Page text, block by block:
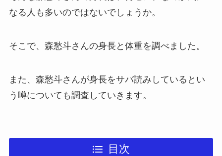
なる人も多いのではないでしょうか。
そこで、森愁斗さんの身長と体重を調べました。
また、森愁斗さんが身長をサバ読みしているとい
う噂についても調査していきます。
目次